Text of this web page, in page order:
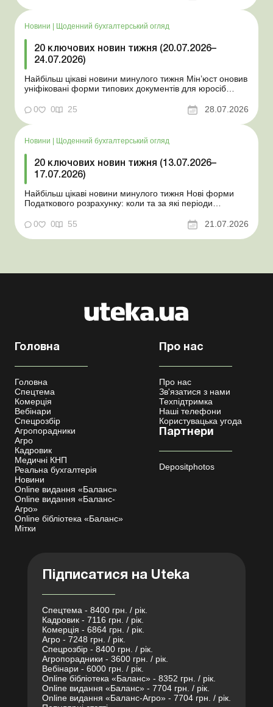
Новини | Щоденний бухгалтерський огляд
20 ключових новин тижня (20.07.2026–
24.07.2026)
Найбільш цікаві новини минулого тижня Мін’юст оновив
уніфіковані форми типових документів для юросіб
координаційного центру з організації бронювання У
працівника виявлено статус «у розшуку»: що потрібно
0 0 25 28.07.2026
Новини Щоденний бухгалтерський огляд
20 ключових новин тижня (13.07.2026–
17.07.2026)
Найбільш цікаві новини минулого тижня Нові форми
Податкового розрахунку: коли та за які періоди
відстрочки від призову під час мобілізації удосконалено
Кабмін утворив Координаційний центр з організації
бронювання військовозобов’язаних Верховна ...
0 0 55 21.07.2026
Головна
Головна
Спецтема
Комерція
Вебінари
Спецрозбір
Агропорадники
Агро
Кадровик
Медичні КНП
Реальна бухгалтерія
Новини
Online видання «Баланс»
Online видання «Баланс-
Агро»
Online бібліотека «Баланс»
Мітки
Про нас
Про нас
Зв'язатися з нами
Техпідтримка
Наші телефони
Користувацька угода
Партнери
Depositphotos
Підписатися на Uteka
Спецтема - 8400 грн. / рік.
Кадровик - 7116 грн. / рік.
Комерція - 6864 грн. / рік.
Агро - 7248 грн. / рік.
Спецрозбір - 8400 грн. / рік.
Агропорадники - 3600 грн. / рік.
Вебінари - 6000 грн. / рік.
Online бібліотека «Баланс» - 8352 грн. / рік.
Online видання «Баланс» - 7704 грн. / рік.
Online видання «Баланс-Агро» - 7704 грн. / рік.